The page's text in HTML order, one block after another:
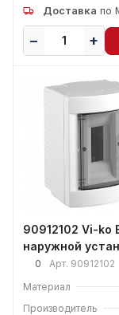
Доставка по
90912102 Vi-ko
наружной
0 Арт. 90912102
Материал
Производитель